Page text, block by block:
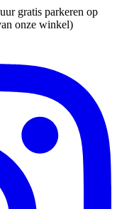
gratis parkeren op
onze winkel)